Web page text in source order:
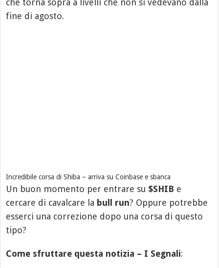
che torna sopra a livelli che non si vedevano dalla
fine di agosto.
Incredibile corsa di Shiba – arriva su Coinbase e sbanca
Un buon momento per entrare su $SHIB e
cercare di cavalcare la bull run? Oppure potrebbe
esserci una correzione dopo una corsa di questo
tipo?
Come sfruttare questa notizia – I Segnali: